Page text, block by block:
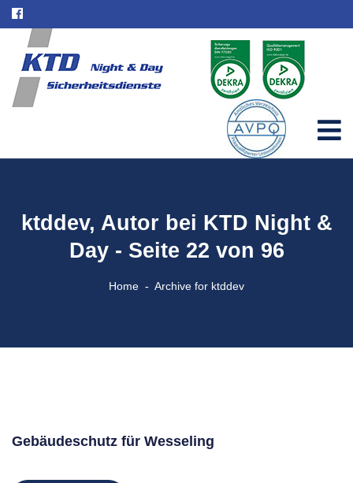
ktddev, Autor bei KTD Night &
Day - Seite 22 von 96
Home Archive for ktddev
Gebäudeschutz für Wesseling